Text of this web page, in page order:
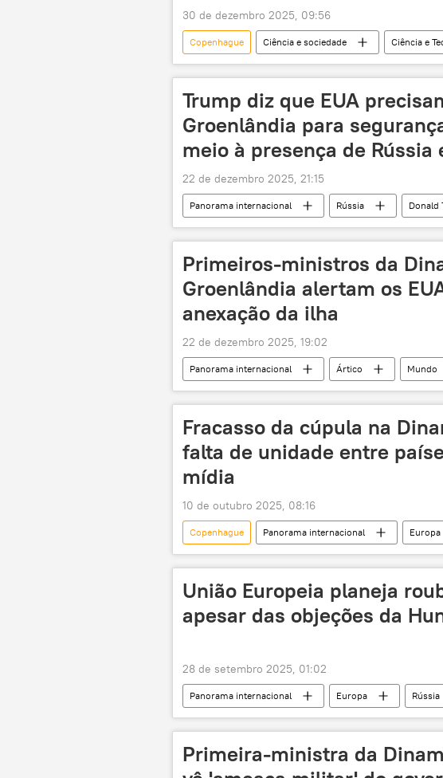
30 de dezembro 2025, 09:56
Copenhague Ciência e sociedade Ciência e
navio
navio cargueiro Idade Média
Trump diz que EUA
Groenlândia para
meio à presença de Rússia
22 de dezembro 2025, 21:15
Panorama internacional Rússia Donald
Lars Lokke Rasmussen
Estados Unidos
Primeiros-ministros da
Groenlândia alertam os
anexação da ilha
22 de dezembro 2025, 19:02
Panorama internacional Ártico Mundo
Lars Lokke Rasmussen
Estados Unidos
Fracasso da cúpula na
falta de unidade entre
mídia
10 de outubro 2025, 08:16
Copenhague Panorama internacional Europa
Dinamarca
União The Guardian
União Europeia planeja
apesar das objeções da
28 de setembro 2025, 01:02
Panorama internacional Europa Rússia
Comissão Europeia
União Europeia
Primeira-ministra da